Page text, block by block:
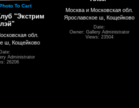
To Cart
"Экстрим
обл.
ш, Кощейково
Date:
Administrator
26206
Москва и Московская обл.
Ярославское ш, Кощейково
Date:
Owner: Gallery Administrator
Views: 23504